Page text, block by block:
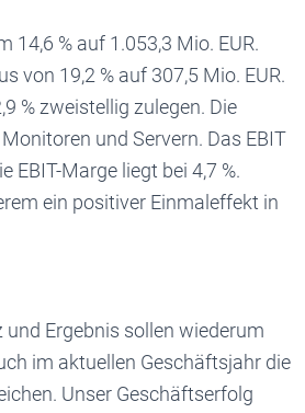
% auf 1.053,3 Mio. EUR.
von 19,2 % auf 307,5 Mio. EUR.
% zweistellig zulegen. Die
und Servern. Das EBIT
EBIT-Marge liegt bei 4,7 %.
ein positiver Einmaleffekt in
Ergebnis sollen wiederum
im aktuellen Geschäftsjahr die
Unser Geschäftserfolg